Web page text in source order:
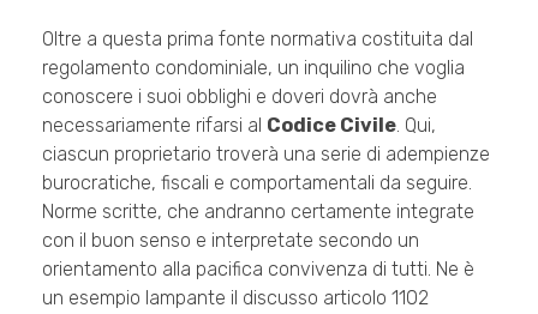
Oltre a questa prima fonte normativa costituita dal
regolamento condominiale, un inquilino che voglia
conoscere i suoi obblighi e doveri dovrà anche
necessariamente rifarsi al Codice Civile. Qui,
ciascun proprietario troverà una serie di adempienze
burocratiche, fiscali e comportamentali da seguire.
Norme scritte, che andranno certamente integrate
con il buon senso e interpretate secondo un
orientamento alla pacifica convivenza di tutti. Ne è
un esempio lampante il discusso articolo 1102